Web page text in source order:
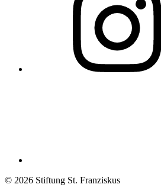
© 2026 Stiftung St. Franziskus